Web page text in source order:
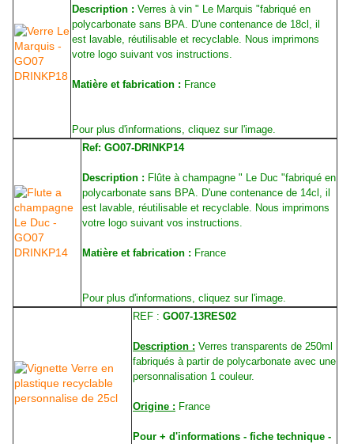
Description : Verres à vin " Le Marquis "fabriqué en
polycarbonate sans BPA. D'une contenance de 18cl, il
est lavable, réutilisable et recyclable. Nous imprimons
votre logo suivant vos instructions.
Matière et fabrication : France
Pour plus d'informations, cliquez sur l'image.
Ref: GO07-DRINKP14
Description : Flûte à champagne " Le Duc "fabriqué en
polycarbonate sans BPA. D'une contenance de 14cl, il
est lavable, réutilisable et recyclable. Nous imprimons
votre logo suivant vos instructions.
Matière et fabrication : France
Pour plus d'informations, cliquez sur l'image.
REF : GO07-13RES02
Description : Verres transparents de 250ml
fabriqués à partir de polycarbonate avec une
personnalisation 1 couleur.
Origine : France
Pour + d'informations - fiche technique -